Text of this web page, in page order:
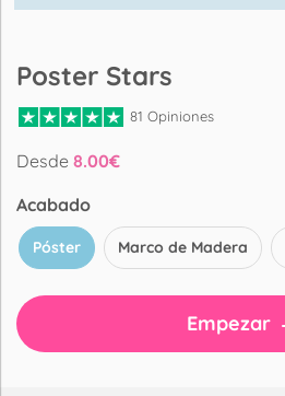
Poster Stars
81 Opiniones
Desde 8.00€
Acabado
Póster Marco de Madera
Empezar